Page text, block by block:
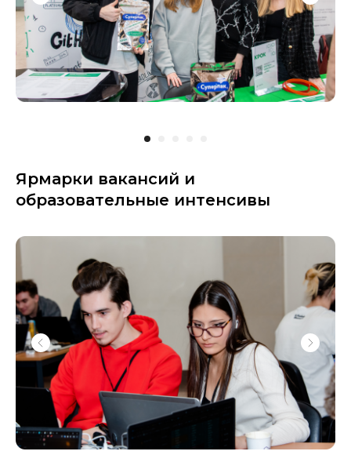
Ярмарки вакансий и
образовательные интенсивы